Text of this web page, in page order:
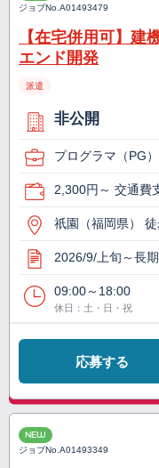
ジョブNo.A01493479
【在宅併用可】建
エンド開発
派遣
非公開
プログラマ（PG
2,300円～ 交通費
祇園（福岡県）
2026/9/上旬～長期
09:00～18:00
休日：土・日・祝
応募する
NEW
ジョブNo.A01493349